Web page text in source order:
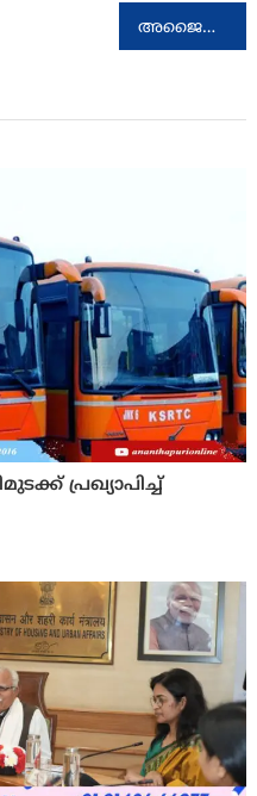
അജൈവ മാലിന്യങ്ങളുടെ തരം തിരിവിനെ പറ്റിയുള്ള അവബോധം സൃഷ്ടിക്കാന്‍ ക്ലീൻ കേരള കമ്പനി
പ്രഖ്യാപിച്ച്